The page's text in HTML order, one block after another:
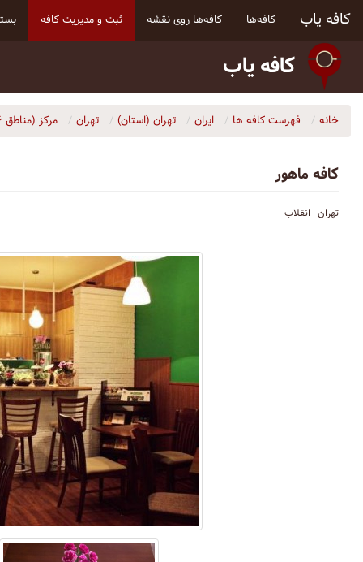
کافه یاب کافه‌ها کافه‌ها روی نقشه ثبت و مدیریت کافه
کافه یاب
خانه فهرست کافه ها ایران تهران (استان) تهران مرکز (مناطق ۶، ۷، ۱۰، ۱۱ و ۱۲)
کافه ماهور
تهران | انقلاب